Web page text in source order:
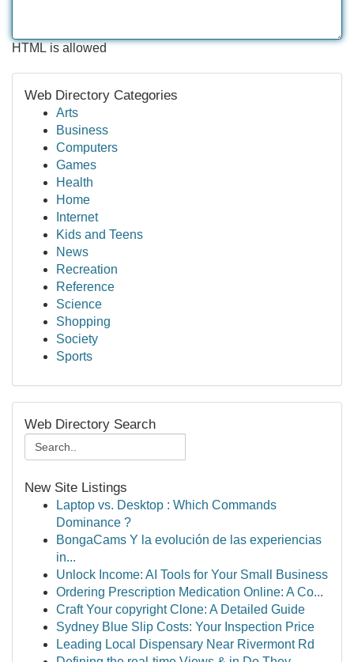
HTML is allowed
Web Directory Categories
Arts
Business
Computers
Games
Health
Home
Internet
Kids and Teens
News
Recreation
Reference
Science
Shopping
Society
Sports
Web Directory Search
New Site Listings
Laptop vs. Desktop : Which Commands
Dominance ?
BongaCams Y la evolución de las experiencias
in...
Unlock Income: AI Tools for Your Small Business
Ordering Prescription Medication Online: A Co...
Craft Your copyright Clone: A Detailed Guide
Sydney Blue Slip Costs: Your Inspection Price
Leading Local Dispensary Near Rivermont Rd